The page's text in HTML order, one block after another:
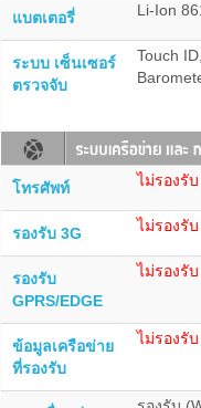
แบตเตอรี่ Li-Ion
ระบบ เซ็นเซอร์
ตรวจจับ
Touch
โทรศัพท์ ไม่รองรับ
รองรับ 3G ไม่รองรับ
รองรับ
GPRS/EDGE
ไม่รองรับ
ข้อมูลเครือข่าย
ที่รองรับ
ไม่รองรับ